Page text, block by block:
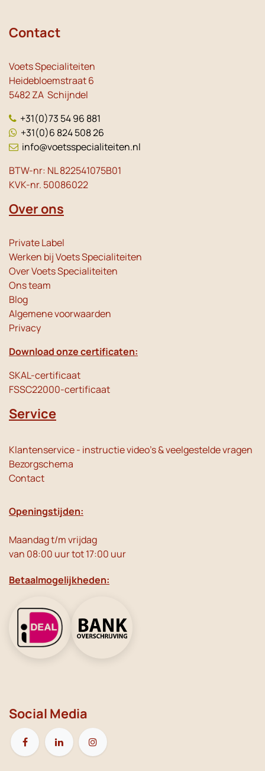
Contact
Voets Specialiteiten
Heidebloemstraat 6
5482 ZA Schijndel
+31(0)73 54 96 881
+31(0)6 824 508 26
info@voetsspecialiteiten.nl
BTW-nr: NL 822541075B01
KVK-nr. 50086022
Over ons
Private Label
Werken bij Voets Specialiteiten
Over Voets Specialiteiten
Ons team
Blog
Algemene voorwaarden
Privacy
Download onze certificaten:
SKAL-certificaat
FSSC22000-certificaat
Service
Klantenservice - instructie video's & veelgestelde vragen
Bezorgschema
Contact
Openingstijden:
Maandag t/m vrijdag
van 08:00 uur tot 17:00 uur
Betaalmogelijkheden:
Social Media